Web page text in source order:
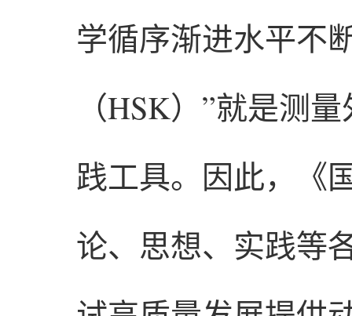
学循序渐进水平不
（HSK）”就是测
践工具。因此，《
论、思想、实践等